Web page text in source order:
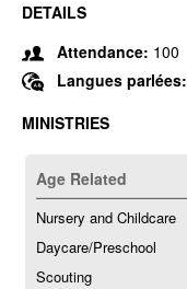
DETAILS
Attendance: 100
Langues parlées:
MINISTRIES
Age Related
Nursery and Childcare
Daycare/Preschool
Scouting